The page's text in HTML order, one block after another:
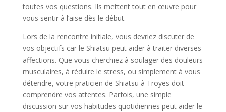
toutes vos questions. Ils mettent tout en œuvre pour
vous sentir à l’aise dès le début.
Lors de la rencontre initiale, vous devriez discuter de
vos objectifs car le Shiatsu peut aider à traiter diverses
affections. Que vous cherchiez à soulager des douleurs
musculaires, à réduire le stress, ou simplement à vous
détendre, votre praticien de Shiatsu à Troyes doit
comprendre vos attentes. Parfois, une simple
discussion sur vos habitudes quotidiennes peut aider le